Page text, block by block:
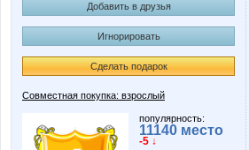
Добавить в друзья
Игнорировать
Сделать подарок
Совместная покупка: взрослый
популярность:
11140 место
-5 ↓